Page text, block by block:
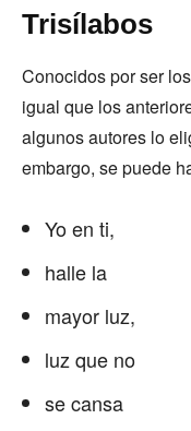
Trisílabos
Conocidos por ser
igual que los
algunos autores lo
embargo, se puede
Yo en ti,
halle la
mayor luz,
luz que no
se cansa